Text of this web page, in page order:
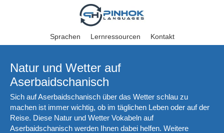
Sprachen Lernressourcen Kontakt
Natur und Wetter auf
Aserbaidschanisch
Sich auf Aserbaidschanisch über das Wetter schlau zu
machen ist immer wichtig, ob im täglichen Leben oder auf der
Reise. Diese Natur und Wetter Vokabeln auf
Aserbaidschanisch werden Ihnen dabei helfen. Weitere